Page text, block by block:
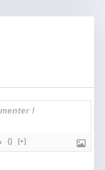
{} [+]